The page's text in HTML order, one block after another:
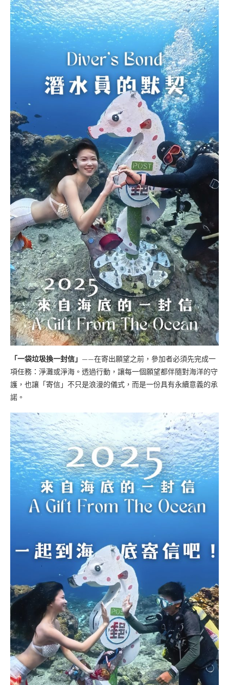
「一袋垃圾換一封信」 ——在寄出願望之前，參加者必須先完成一
項任務：淨灘或淨海。透過行動，讓每一個願望都伴隨對海洋的守
護，也讓「寄信」不只是浪漫的儀式，而是一份具有永續意義的承
諾。